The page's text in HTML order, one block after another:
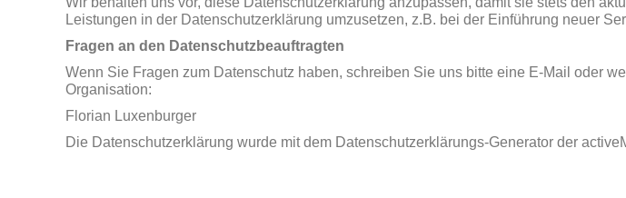
Leistungen in der Datenschutzerklärung umzusetzen, z.B. bei der Einführung neuer
Fragen an den Datenschutzbeauftragten
Wenn Sie Fragen zum Datenschutz haben, schreiben Sie uns bitte eine E-Mail oder
Organisation:
Florian Luxenburger
Die Datenschutzerklärung wurde mit dem Datenschutzerklärungs-Generator der